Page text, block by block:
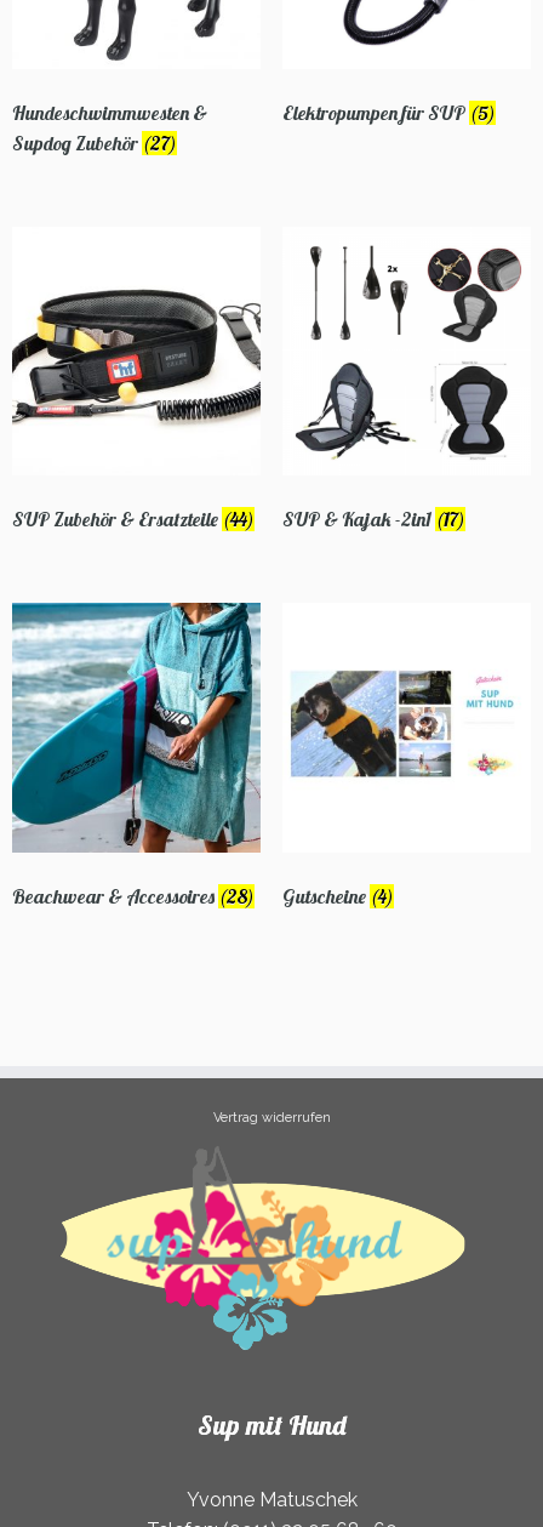
Hundeschwimmwesten &
Supdog Zubehör (27)
Elektropumpen für SUP (5)
SUP Zubehör & Ersatzteile (44) SUP & Kajak -2in1 (17)
Beachwear & Accessoires (28) Gutscheine (4)
Vertrag widerrufen
Sup mit Hund
Yvonne Matuschek